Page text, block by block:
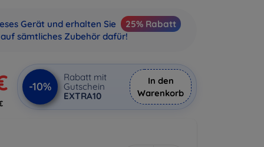
Gerät und erhalten Sie
25% Rabatt
auf sämtliches Zubehör dafür!
-10%
Rabatt mit
Gutschein
EXTRA10
In den
Warenkorb